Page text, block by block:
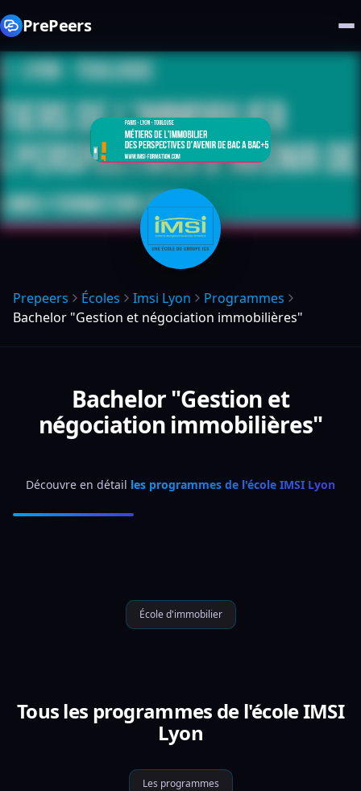
PrePeers
Prepeers Écoles Imsi Lyon
Programmes
Bachelor "Gestion et négociation immobilières"
Bachelor "Gestion et
négociation immobilières"
Découvre en détail les programmes de l'école IMSI Lyon
École d'immobilier
Tous les programmes de l'école IMSI
Lyon
Les programmes